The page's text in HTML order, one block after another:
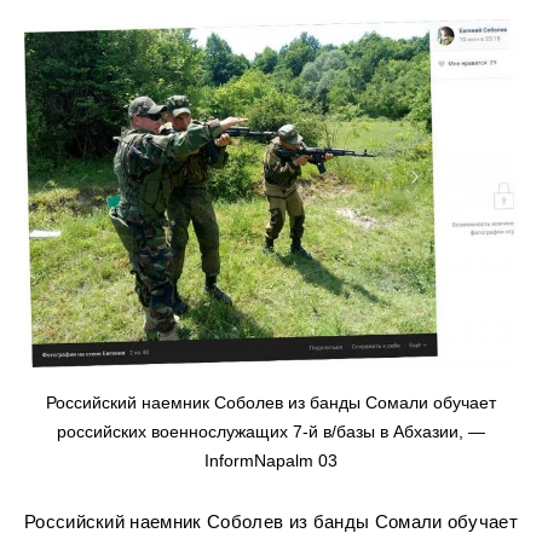
Российский наемник Соболев из банды Сомали обучает
российских военнослужащих 7-й в/базы в Абхазии, —
InformNapalm 03
Российский наемник Соболев из банды Сомали обучает